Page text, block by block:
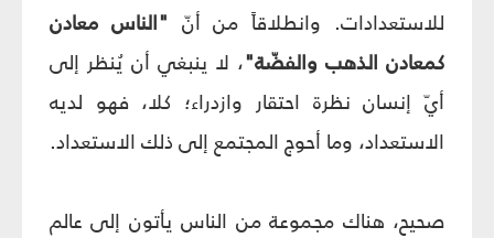
للاستعدادات. وانطلاقاً من أنّ "الناس معادن
كمعادن الذهب والفضّة"، لا ينبغي أن يُنظر إلى
أيّ إنسان نظرة احتقار وازدراء؛ كلا، فهو لديه
الاستعداد، وما أحوج المجتمع إلى ذلك الاستعداد.
صحيح، هناك مجموعة من الناس يأتون إلى عالم